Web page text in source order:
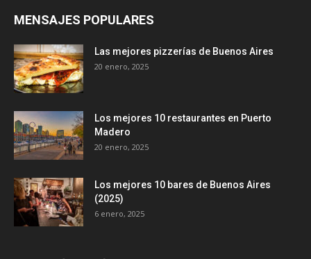
MENSAJES POPULARES
Las mejores pizzerías de Buenos Aires
20 enero, 2025
Los mejores 10 restaurantes en Puerto
Madero
20 enero, 2025
Los mejores 10 bares de Buenos Aires
(2025)
6 enero, 2025